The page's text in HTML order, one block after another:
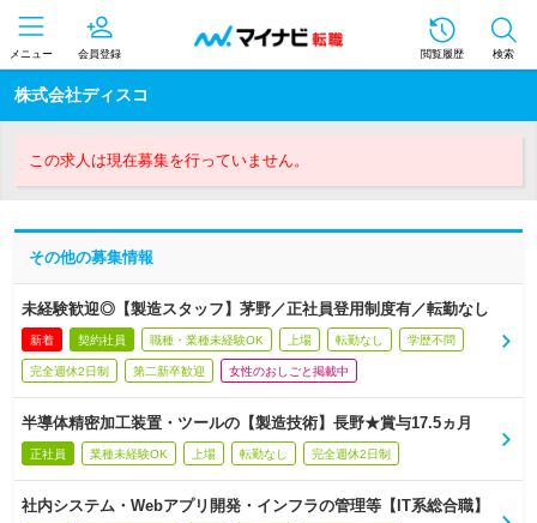
メニュー 会員登録 閲覧履歴 検索
株式会社ディスコ
この求人は現在募集を行っていません。
その他の募集情報
未経験歓迎◎【製造スタッフ】茅野／正社員登用制度有／転勤なし
新着 契約社員 職種・業種未経験OK 上場 転勤なし 学歴不問
完全週休2日制 第二新卒歓迎 女性のおしごと掲載中
半導体精密加工装置・ツールの【製造技術】長野★賞与17.5ヵ月
正社員 業種未経験OK 上場 転勤なし 完全週休2日制
社内システム・Webアプリ開発・インフラの管理等【IT系総合職】